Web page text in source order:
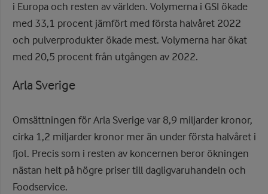
i Europa och resten av världen. Volymerna i GSI ökade
med 33,1 procent jämfört med första halvåret 2022
och pulverprodukter ökade mest. Volymerna har ökat
med 20,5 procent från utgången av 2022.
Arla Sverige
Omsättningen för Arla Sverige var 8,9 miljarder kronor,
cirka 1,2 miljarder kronor mer än under första halvåret i
fjol. Precis som i resten av koncernen beror ökningen
nästan helt på högre priser till dagligvaruhandeln och
Foodservice.